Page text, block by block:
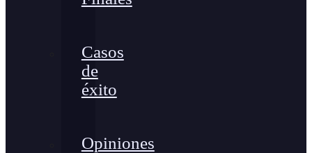
Casos
de
éxito
Opiniones